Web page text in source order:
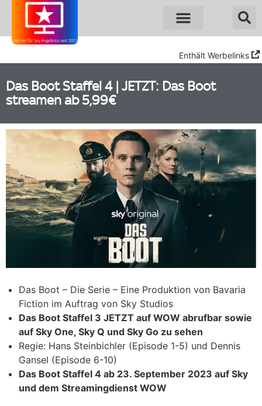
Enthält Werbelinks
Das Boot Staffel 4 | JETZT: Das Boot
streamen ab 5,99€
Das Boot – Die Serie – Eine Produktion von Bavaria
Fiction im Auftrag von Sky Studios
Das Boot Staffel 3 JETZT auf WOW abrufbar sowie
auf Sky One, Sky Q und Sky Go zu sehen
Regie: Hans Steinbichler (Episode 1-5) und Dennis
Gansel (Episode 6-10)
Das Boot Staffel 4 ab 23. September 2023 auf Sky
und dem Streamingdienst WOW